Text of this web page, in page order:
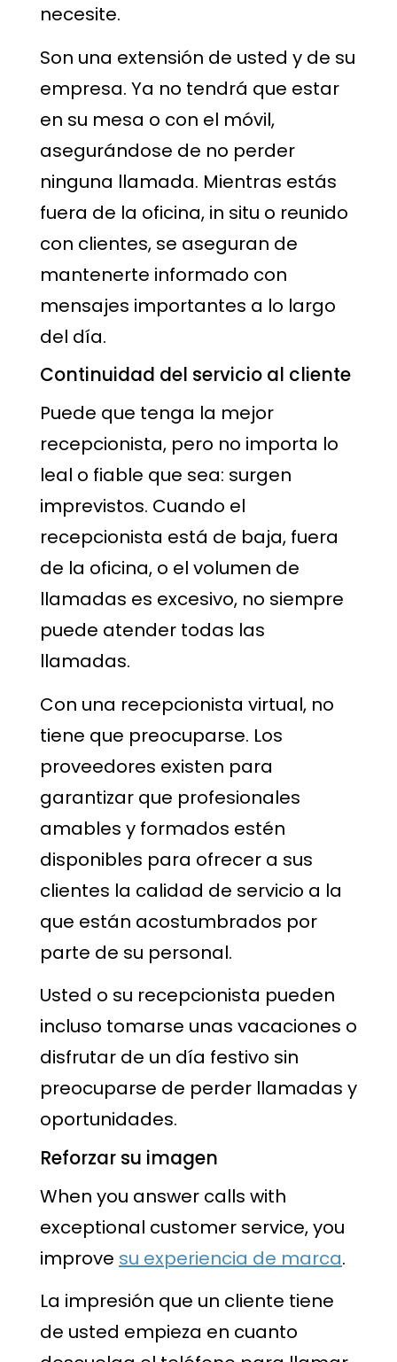
necesite.
Son una extensión de usted y de su
empresa. Ya no tendrá que estar
en su mesa o con el móvil,
asegurándose de no perder
ninguna llamada. Mientras estás
fuera de la oficina, in situ o reunido
con clientes, se aseguran de
mantenerte informado con
mensajes importantes a lo largo
del día.
Continuidad del servicio al cliente
Puede que tenga la mejor
recepcionista, pero no importa lo
leal o fiable que sea: surgen
imprevistos. Cuando el
recepcionista está de baja, fuera
de la oficina, o el volumen de
llamadas es excesivo, no siempre
puede atender todas las
llamadas.
Con una recepcionista virtual, no
tiene que preocuparse. Los
proveedores existen para
garantizar que profesionales
amables y formados estén
disponibles para ofrecer a sus
clientes la calidad de servicio a la
que están acostumbrados por
parte de su personal.
Usted o su recepcionista pueden
incluso tomarse unas vacaciones o
disfrutar de un día festivo sin
preocuparse de perder llamadas y
oportunidades.
Reforzar su imagen
When you answer calls with
exceptional customer service, you
improve su experiencia de marca.
La impresión que un cliente tiene
de usted empieza en cuanto